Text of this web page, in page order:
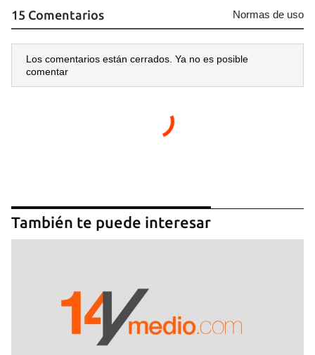
15 Comentarios Normas de uso
Los comentarios están cerrados. Ya no es posible
comentar
También te puede interesar